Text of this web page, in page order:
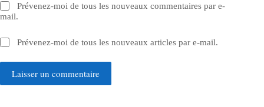
Prévenez-moi de tous les nouveaux commentaires par e-
mail.
Prévenez-moi de tous les nouveaux articles par e-mail.
Laisser un commentaire